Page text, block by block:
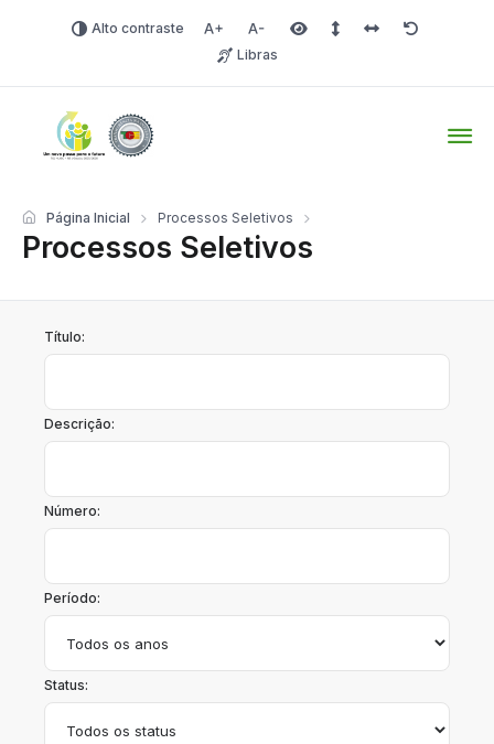
Alto contraste Aumentar fonte
Diminuir fonteÁrea selecionada
Espaçamento de linha
Espaço dos
Redefinir
Libras
Processos Seletivos
Página Inicial Processos Seletivos
Título:
Descrição:
Número:
Período:
Status: